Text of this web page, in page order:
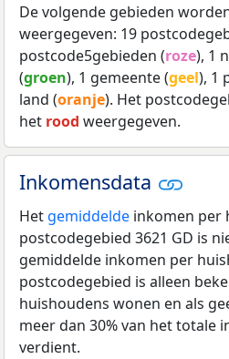
De volgende gebieden
weergegeven: 19
postcode5gebieden (roze), 1
(groen), 1 gemeente (geel), 1
land (oranje). Het
het rood weergegeven.
Inkomensdata
Het gemiddelde inkomen per
postcodegebied 3621 GD is
gemiddelde inkomen per
postcodegebied is alleen
huishoudens wonen en als
meer dan 30% van het totale
verdient.